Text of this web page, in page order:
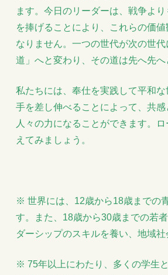
ます。今日のリーダーは、戦争よ
を捧げることにより、これらの価
なりません。一つの世代が次の世
道」へと変わり、その道は先へ先
私たちには、奉仕を実践して平和
手を差し伸べることによって、共
人々の力になることができます。
えてみましょう。
※ 世界には、12歳から18歳までの
す。また、18歳から30歳までの若
ダーシップのスキルを養い、地域
※ 75年以上にわたり、多くの学生